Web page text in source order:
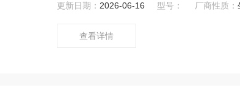
更新日期： 2026-06-16 型号： 厂商性质：
查看详情